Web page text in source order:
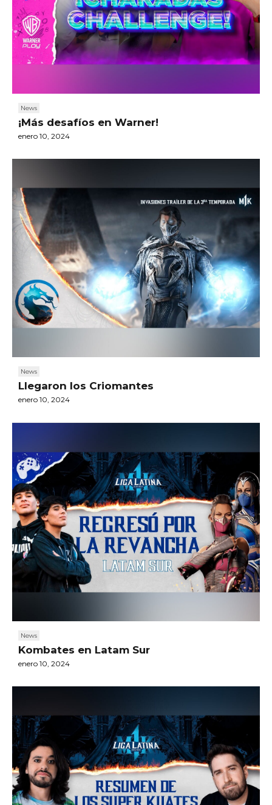
News
¡Más desafíos en Warner!
enero 10, 2024
News
Llegaron los Criomantes
enero 10, 2024
News
Kombates en Latam Sur
enero 10, 2024